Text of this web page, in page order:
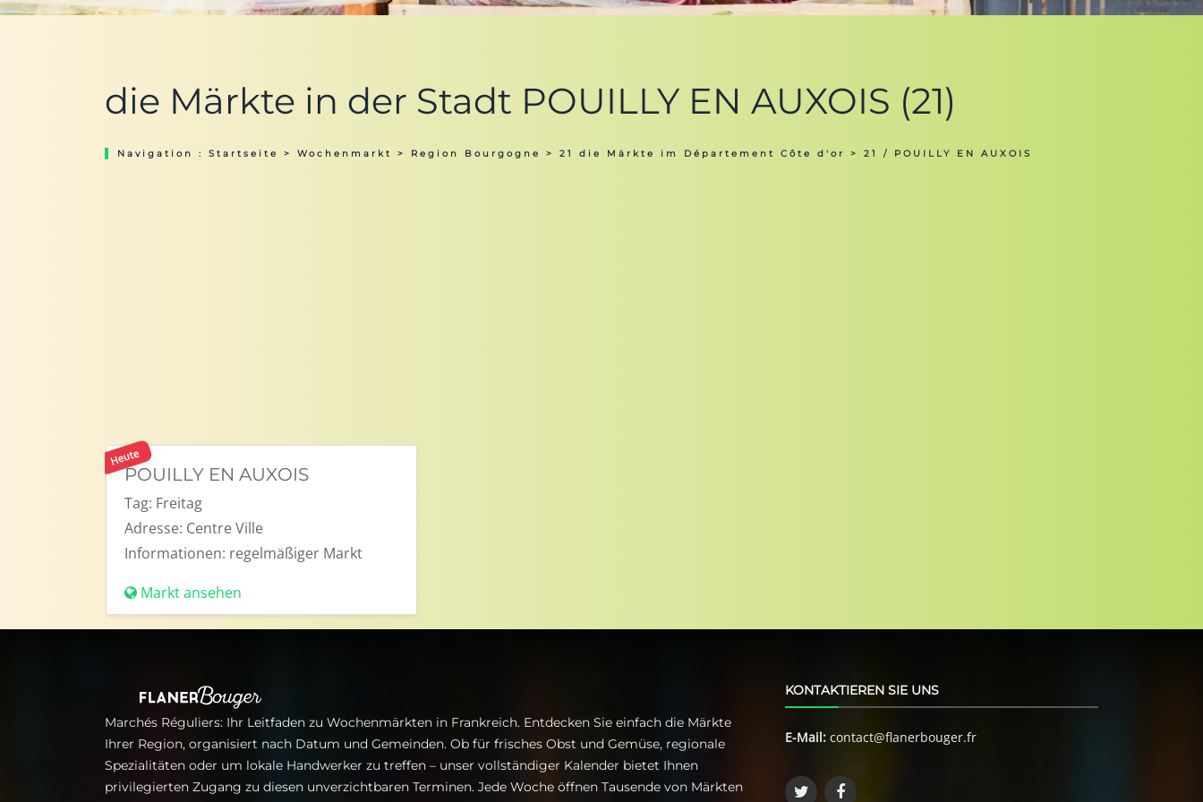
die Märkte in der Stadt POUILLY EN AUXOIS (21)
Navigation : Startseite > Wochenmarkt > Region Bourgogne > 21 die Märkte im Département Côte d'or > 21 / POUILLY EN AUXOIS
Heute
POUILLY EN AUXOIS
Tag: Freitag
Adresse: Centre Ville
Informationen: regelmäßiger Markt
Markt ansehen
Marchés Réguliers: Ihr Leitfaden zu Wochenmärkten in Frankreich. Entdecken Sie einfach die Märkte
Ihrer Region, organisiert nach Datum und Gemeinden. Ob für frisches Obst und Gemüse, regionale
Spezialitäten oder um lokale Handwerker zu treffen – unser vollständiger Kalender bietet Ihnen
privilegierten Zugang zu diesen unverzichtbaren Terminen. Jede Woche öffnen Tausende von Märkten
KONTAKTIEREN SIE UNS
E-Mail: contact@flanerbouger.fr